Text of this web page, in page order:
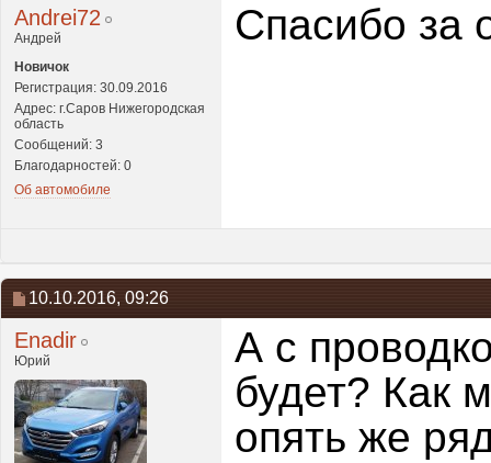
Andrei72
Андрей
Новичок
Регистрация: 30.09.2016
Адрес: г.Саров Нижегородская
область
Сообщений: 3
Благодарностей: 0
Об автомобиле
Спасибо за
10.10.2016, 09:26
Enadir
Юрий
А с
будет? Как
опять же